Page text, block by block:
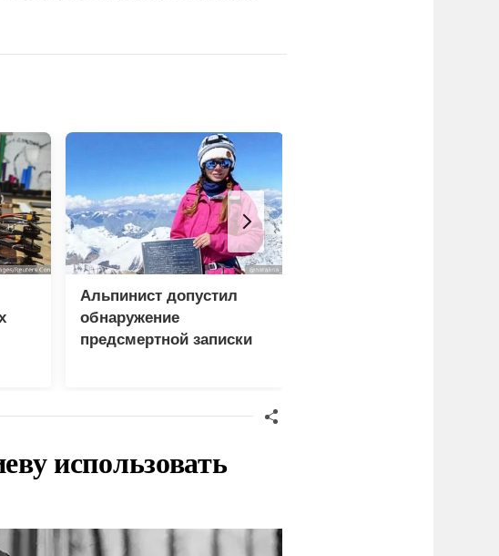
Альпинист допустил
обнаружение
предсмертной записки
использовать